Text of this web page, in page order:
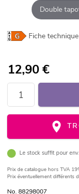
Double
Fiche
12,90€
Le stock suffit pour
Prix de catalogue hors TVA
Prix éventuellement différents
No. 88298007